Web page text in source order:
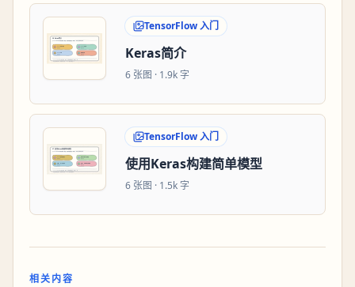
TensorFlow 入门
Keras简介
6 张图 · 1.9k 字
TensorFlow 入门
使用Keras构建简单模型
6 张图 · 1.5k 字
相关内容